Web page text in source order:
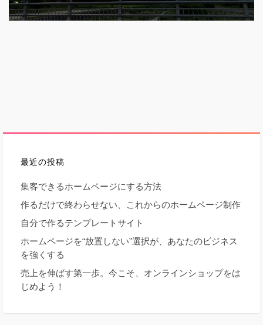
最近の投稿
集客できるホームページにする方法
作るだけで終わらせない、これからのホームページ制作
自分で作るテンプレートサイト
ホームページを“放置しない”選択が、あなたのビジネス
を強くする
売上を伸ばす第一歩。今こそ、オンラインショップをは
じめよう！